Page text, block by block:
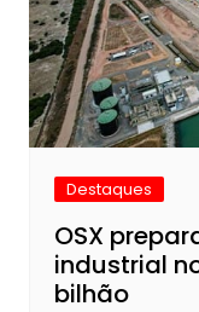
Destaques
OSX
industrial
bilhão